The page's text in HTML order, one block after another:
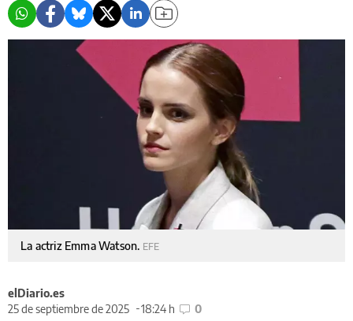
La actriz Emma Watson. EFE
elDiario.es
25 de septiembre de 2025
18:24 h 0